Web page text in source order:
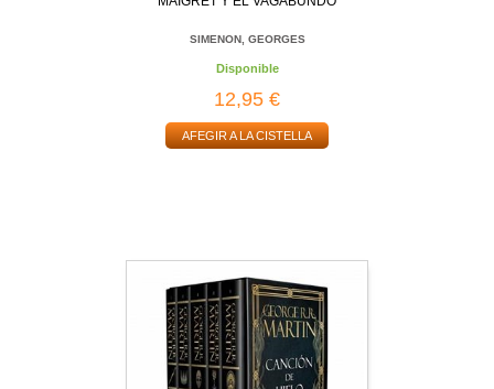
SIMENON, GEORGES
Disponible
12,95 €
AFEGIR A LA CISTELLA